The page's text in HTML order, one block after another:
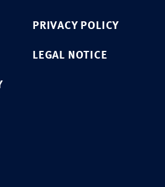
PRIVACY POLICY
LEGAL NOTICE